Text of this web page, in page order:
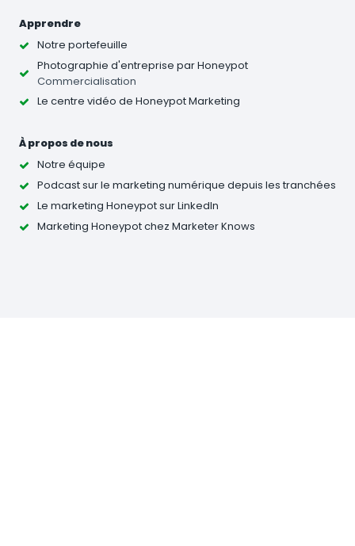
Apprendre
Notre portefeuille
Photographie d'entreprise par Honeypot
Commercialisation
Le centre vidéo de Honeypot Marketing
À propos de nous
Notre équipe
Podcast sur le marketing numérique depuis les tranchées
Le marketing Honeypot sur LinkedIn
Marketing Honeypot chez Marketer Knows